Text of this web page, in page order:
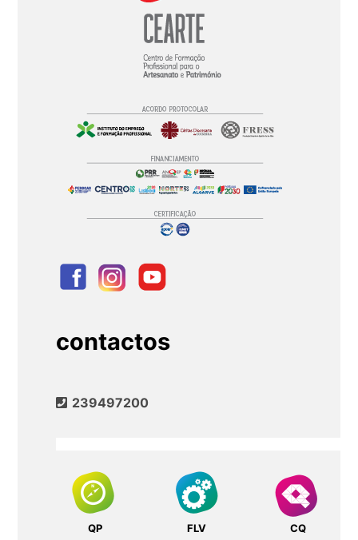
contactos
239497200
QP FLV CQ